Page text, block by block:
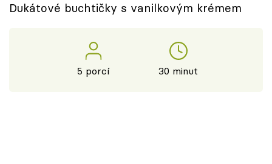
Dukátové buchtičky s vanilkovým krémem
5 porcí 30 minut